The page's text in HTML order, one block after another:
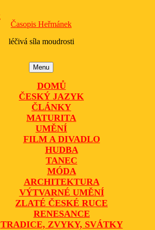
Časopis Heřmánek
léčivá síla moudrosti
MenuMenu
DOMŮ
ČESKÝ JAZYK
ČLÁNKY
MATURITA
UMĚNÍ
FILM A DIVADLO
HUDBA
TANEC
MÓDA
ARCHITEKTURA
VÝTVARNÉ UMĚNÍ
ZLATÉ ČESKÉ RUCE
RENESANCE
TRADICE, ZVYKY, SVÁTKY